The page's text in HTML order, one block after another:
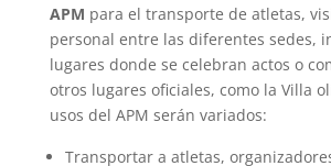
APM para el transporte de atletas,
personal entre las diferentes sedes,
lugares donde se celebran actos o
otros lugares oficiales, como la Villa
usos del APM serán variados:
Transportar a atletas,